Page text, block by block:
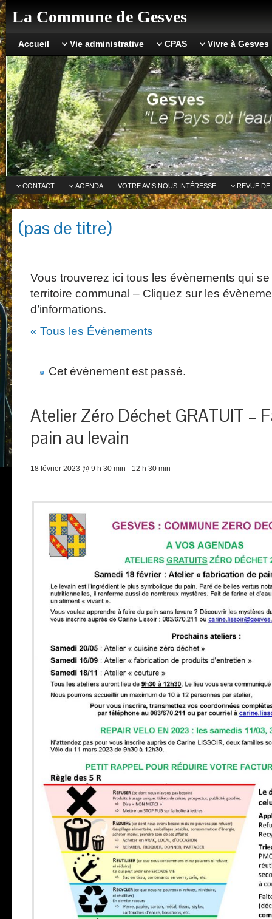
La Commune de Gesves
Accueil Vie administrative CPAS Vivre à Gesves
CONTACT AGENDA VOTRE AVIS NOUS INTÉRESSE REVUE DE
(pas de titre)
Vous trouverez ici tous les évènements qui
territoire communal – Cliquez sur les
d’informations.
« Tous les Évènements
Cet évènement est passé.
Atelier Zéro Déchet GRATUIT –
pain au levain
18 février 2023 @ 9 h 30 min - 12 h 30 min